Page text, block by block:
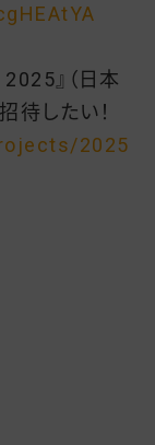
』（日本
待したい！
2025